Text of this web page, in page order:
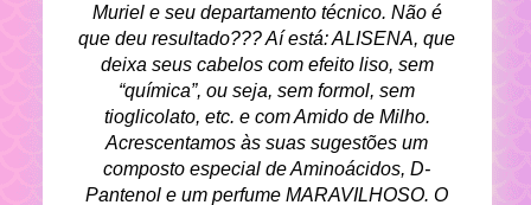
Muriel e seu departamento técnico. Não é
que deu resultado??? Aí está: ALISENA, que
deixa seus cabelos com efeito liso, sem
“química”, ou seja, sem formol, sem
tioglicolato, etc. e com Amido de Milho.
Acrescentamos às suas sugestões um
composto especial de Aminoácidos, D-
Pantenol e um perfume MARAVILHOSO. O